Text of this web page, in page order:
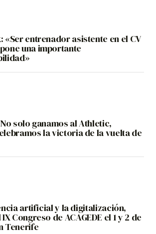
«Ser entrenador asistente en el CV
una importante
solo ganamos al Athletic,
la victoria de la vuelta de
artificial y la digitalización,
Congreso de ACAGEDE el 1 y 2 de
Tenerife